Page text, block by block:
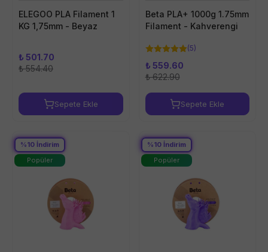
ELEGOO PLA Filament 1
KG 1,75mm - Beyaz
₺ 501.70
₺ 554.40
Sepete Ekle
Beta PLA+ 1000g 1.75mm
Filament - Kahverengi
(5)
₺ 559.60
₺ 622.90
Sepete Ekle
%10 İndirim
Popüler
%10İndirim
Popüler